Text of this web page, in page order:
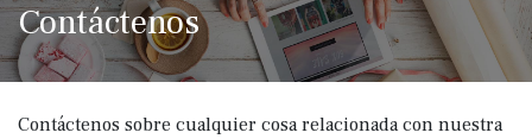
Contáctenos
Contáctenos sobre cualquier cosa relacionada con nuestra